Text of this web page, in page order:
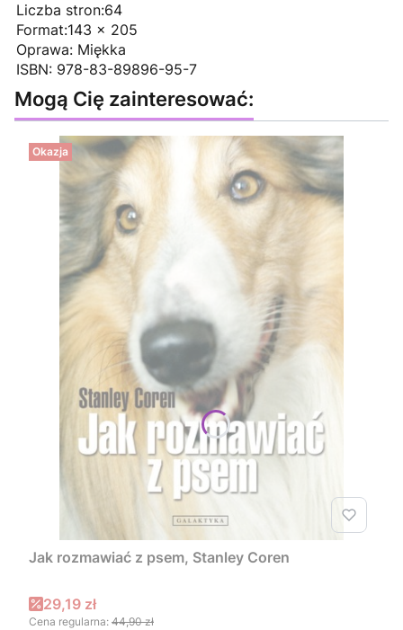
Liczba stron:64
Format:143 x 205
Oprawa: Miękka
ISBN: 978-83-89896-95-7
Mogą Cię zainteresować:
Okazja
Jak rozmawiać z psem, Stanley Coren
Cena promocyjna
29,19 zł
Cena regularna: 44,90 zł